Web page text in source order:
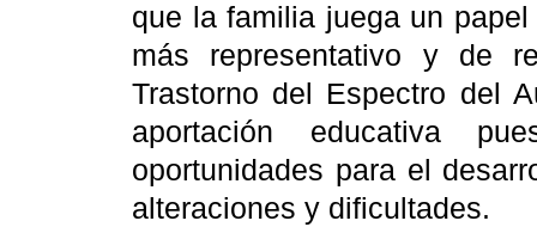
que la familia juega un
más representativo y de
Trastorno del Espectro del
aportación educativa
oportunidades para el
alteraciones y dificultades.